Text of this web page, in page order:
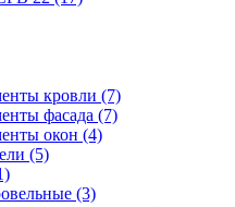
кровли (7)
фасада (7)
окон (4)
(5)
(3)